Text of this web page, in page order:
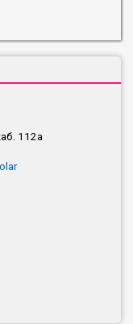
112а